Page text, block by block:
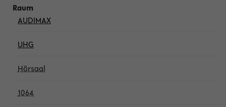
AUDIMAX
UHG
Hörsaal
1064